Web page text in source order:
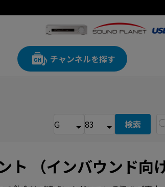
チャンネルを探す
検索
ト （インバウンド向